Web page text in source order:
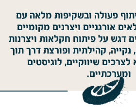
פעולה ובשקיפות מלאה עם
80 חקלאים אורגניים ויצרנים מקומיים
דגש על פיתוח חקלאות ויצרנות
נקייה, קהילתית ופורצת דרך תוך
שיווקיים, לוגיסטים
ומערכתיים.